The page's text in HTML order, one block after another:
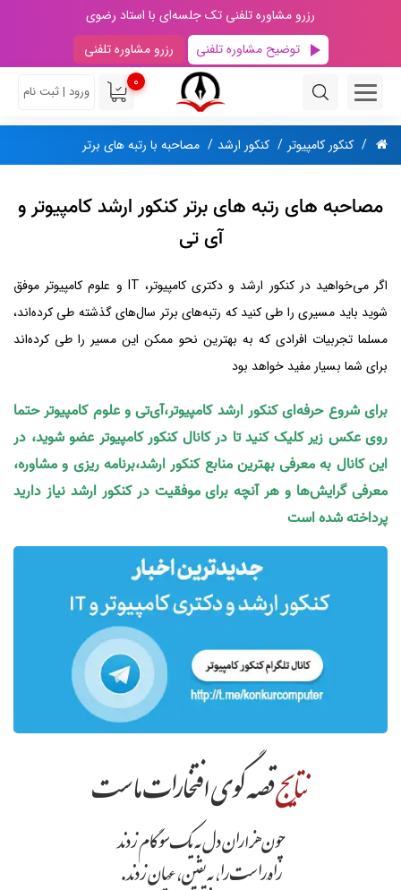
رزرو مشاوره تلفنی تک جلسه‌ای با استاد رضوی
توضیح مشاوره تلفنی
رزرو مشاوره تلفنی
0
ورود | ثبت نام
کنکور کامپیوتر کنکور ارشد مصاحبه با رتبه های برتر
مصاحبه های رتبه های برتر کنکور ارشد کامپیوتر و
آی تی
اگر می‌خواهید در کنکور ارشد و دکتری کامپیوتر، IT و علوم کامپیوتر موفق
شوید باید مسیری را طی کنید که رتبه‌های برتر سال‌های گذشته طی کرده‌اند،
مسلما تجربیات افرادی که به بهترین نحو ممکن این مسیر را طی کرده‌اند
برای شما بسیار مفید خواهد بود
برای شروع حرفه‌ای کنکور ارشد کامپیوتر،آی‌تی و علوم کامپیوتر حتما
روی عکس زیر کلیک کنید تا در کانال کنکور کامپیوتر عضو شوید، در
این کانال به معرفی بهترین منابع کنکور ارشد،برنامه ریزی و مشاوره،
معرفی گرایش‌ها و هر آنچه برای موفقیت در کنکور ارشد نیاز دارید
پرداخته شده است
نتایجقصه گوی افتخارات ماست
چون هزاران دل به یک سو گام زدند
راهِ راست را، به یقین، عَیان زدند.